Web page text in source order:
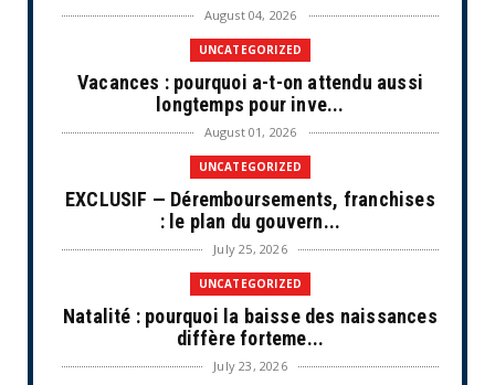
August 04, 2026
UNCATEGORIZED
Vacances : pourquoi a-t-on attendu aussi
longtemps pour inve...
August 01, 2026
UNCATEGORIZED
EXCLUSIF — Déremboursements, franchises
: le plan du gouvern...
July 25, 2026
UNCATEGORIZED
Natalité : pourquoi la baisse des naissances
diffère forteme...
July 23, 2026